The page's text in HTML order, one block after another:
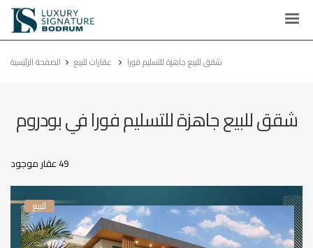
Luxury
Signature
الصفحة الرئيسية شقق للبيع جاهزة للتسليم فورا
شقق للبيع جاهزة للتسليم فورا في بودروم
49 عقار موجود
للبيع